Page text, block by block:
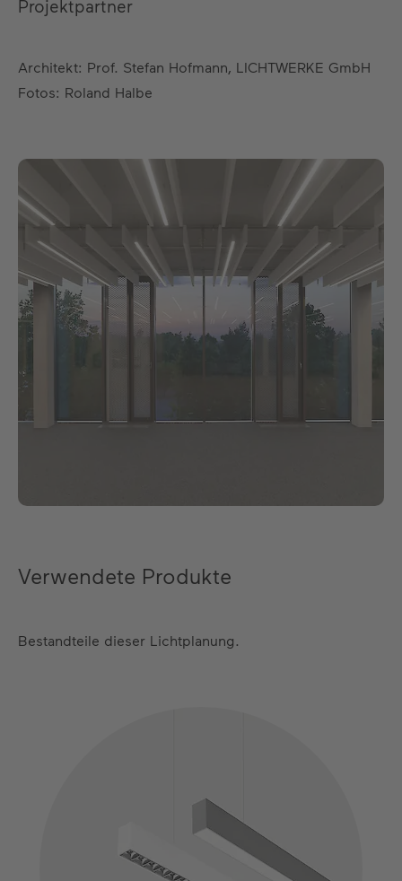
Projektpartner
Architekt: Prof. Stefan Hofmann, LICHTWERKE GmbH
Fotos: Roland Halbe
Verwendete Produkte
Bestandteile dieser Lichtplanung.